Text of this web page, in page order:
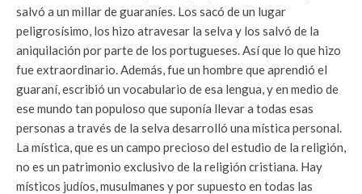
salvó a un millar de guaraníes. Los sacó de un lugar
peligrosísimo, los hizo atravesar la selva y los salvó de la
aniquilación por parte de los portugueses. Así que lo que hizo
fue extraordinario. Además, fue un hombre que aprendió el
guaraní, escribió un vocabulario de esa lengua, y en medio de
ese mundo tan populoso que suponía llevar a todas esas
personas a través de la selva desarrolló una mística personal.
La mística, que es un campo precioso del estudio de la religión,
no es un patrimonio exclusivo de la religión cristiana. Hay
místicos judíos, musulmanes y por supuesto en todas las